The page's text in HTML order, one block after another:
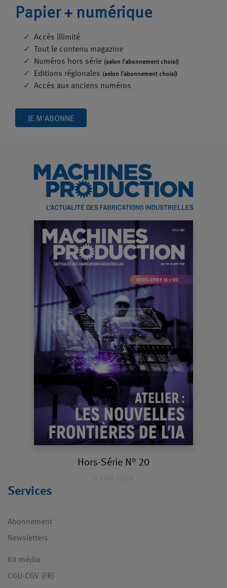
Papier + numérique
Accès illimité
Tout le contenu magazine
Numéros hors série (selon l'abonnement choisi)
Editions régionales (selon l'abonnement choisi)
Accès aux anciens numéros
JE M'ABONNE
Hors-Série N° 20
Services
Abonnement
Newsletters
Kit média
CGU-CGV (FR)